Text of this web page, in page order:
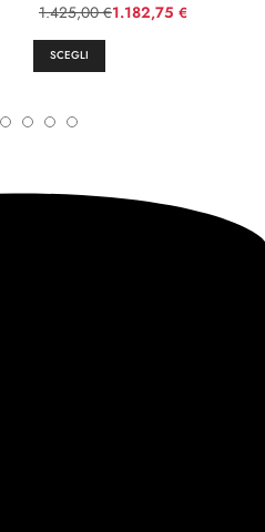
1.182,75 €
1.425,00€
SCEGLI